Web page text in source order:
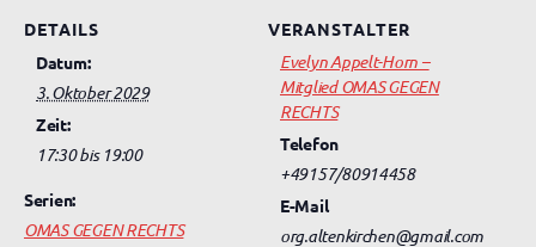
DETAILS
Datum:
3. Oktober 2029
Zeit:
17:30 bis 19:00
Serien:
OMAS GEGEN RECHTS
VERANSTALTER
Evelyn Appelt-Horn –
Mitglied OMAS GEGEN
RECHTS
Telefon
+49157/80914458
E-Mail
org.altenkirchen@gmail.com